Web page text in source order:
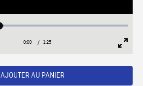
Loaded:
Current
0:00 / Duration
1:25
AJOUTER AU PANIER